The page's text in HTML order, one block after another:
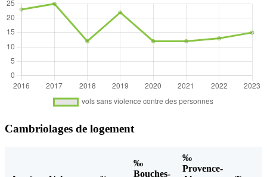
Cambriolages de logement
‰
Bouches-
‰
Provence-